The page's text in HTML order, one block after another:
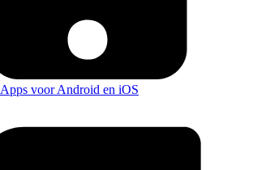
Apps voor Android en iOS